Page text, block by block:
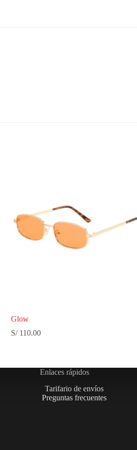
Glow
S/110.00
Enlaces rápidos
Tarifario de envíos
Preguntas frecuentes